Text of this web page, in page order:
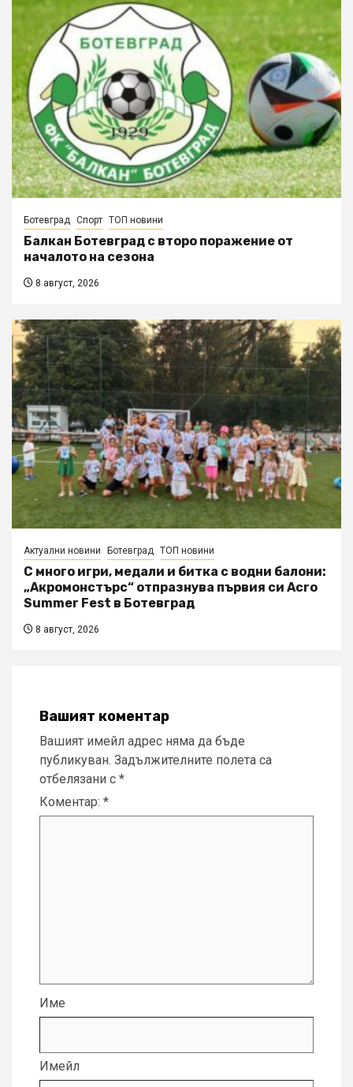
Ботевград Спорт ТОП новини
Балкан Ботевград с второ поражение от
началото на сезона
8 август, 2026
Актуални новини Ботевград ТОП новини
С много игри, медали и битка с водни балони:
„Акромонстърс“ отпразнува първия си Acro
Summer Fest в Ботевград
8 август, 2026
Вашият коментар
Вашият имейл адрес няма да бъде
публикуван. Задължителните полета са
отбелязани с *
Коментар: *
Име
Имейл